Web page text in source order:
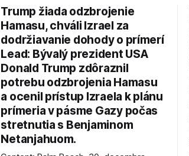
Trump žiada odzbrojenie
Hamasu, chváli Izrael za
dodržiavanie dohody o prímerí
Lead: Bývalý prezident USA
Donald Trump zdôraznil
potrebu odzbrojenia Hamasu
a ocenil prístup Izraela k plánu
prímeria v pásme Gazy počas
stretnutia s Benjaminom
Netanjahuom.